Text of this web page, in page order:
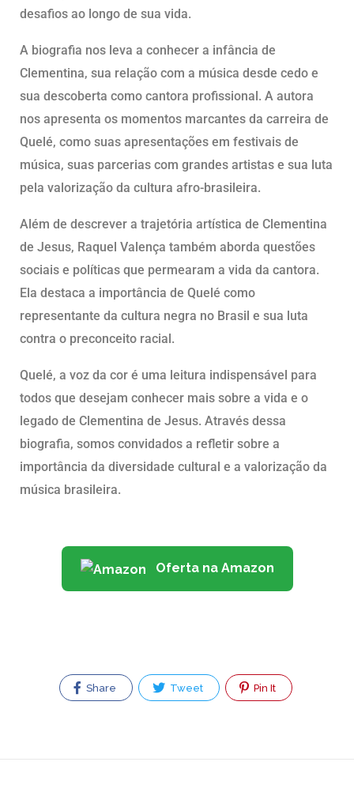
desafios ao longo de sua vida.
A biografia nos leva a conhecer a infância de
Clementina, sua relação com a música desde cedo e
sua descoberta como cantora profissional. A autora
nos apresenta os momentos marcantes da carreira de
Quelé, como suas apresentações em festivais de
música, suas parcerias com grandes artistas e sua luta
pela valorização da cultura afro-brasileira.
Além de descrever a trajetória artística de Clementina
de Jesus, Raquel Valença também aborda questões
sociais e políticas que permearam a vida da cantora.
Ela destaca a importância de Quelé como
representante da cultura negra no Brasil e sua luta
contra o preconceito racial.
Quelé, a voz da cor é uma leitura indispensável para
todos que desejam conhecer mais sobre a vida e o
legado de Clementina de Jesus. Através dessa
biografia, somos convidados a refletir sobre a
importância da diversidade cultural e a valorização da
música brasileira.
Oferta na Amazon
Share Tweet Pin It